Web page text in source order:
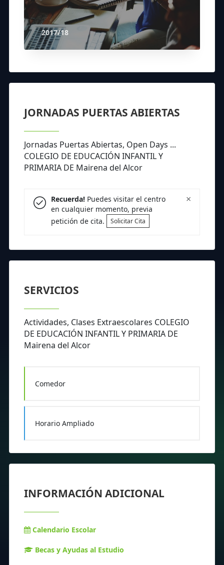
2017/18
JORNADAS PUERTAS ABIERTAS
Jornadas Puertas Abiertas, Open Days ...
COLEGIO DE EDUCACIÓN INFANTIL Y
PRIMARIA DE Mairena del Alcor
×
Recuerda!Puedes visitar el centro
en cualquier momento, previa
petición de cita.
Solicitar Cita
SERVICIOS
Actividades, Clases Extraescolares COLEGIO
DE EDUCACIÓN INFANTIL Y PRIMARIA DE
Mairena del Alcor
Comedor
Horario Ampliado
INFORMACIÓN ADICIONAL
Calendario Escolar
Becas y Ayudas al Estudio